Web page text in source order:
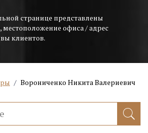
странице представлены
местоположение офиса / адрес
клиентов.
/ Ворониченко Никита Валериевич